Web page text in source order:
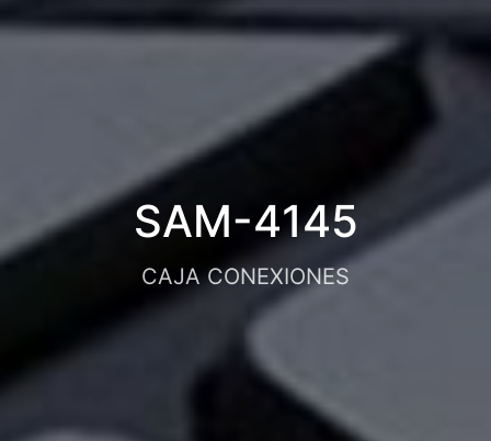
SAM-4145
CAJA CONEXIONES